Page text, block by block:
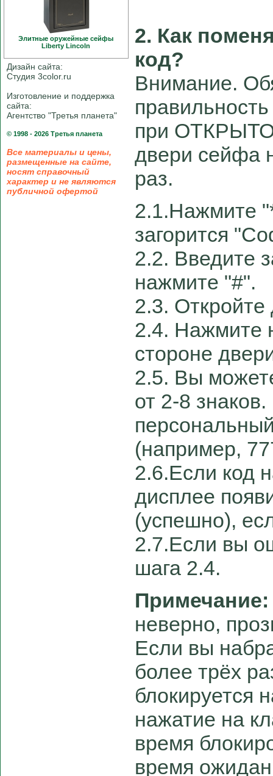
Элитные оружейные сейфы
Liberty Linсoln
Дизайн сайта:
Студия 3color.ru
Изготовление и поддержка
сайта:
Агентство "Третья планета"
© 1998 - 2026 Третья планета
Все материалы и цены,
размещенные на сайте,
носят справочный
характер и не являются
публичной офертой
2. Как
код?
Внимание.
при
двери сейфа
раз.
2.1.Нажмите
загорится
2.2. Введите
нажмите "#".
2.3.
2.4. Нажмите
стороне
2.5. Вы
от 2-8
(например,
2.6.Если код
дисплее
(успешно),
2.7.Если вы
шага 2.4.
неверно,
Если вы
более трёх
блокируется
нажатие на
время
время